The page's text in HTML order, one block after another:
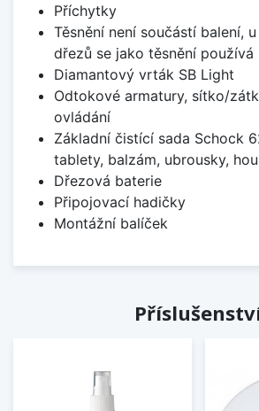
Příchytky
Těsnění není součástí balení,
dřezů se jako těsnění používá
Diamantový vrták SB Light
Odtokové armatury, sítko/
ovládání
Základní čistící sada Schock
tablety, balzám, ubrousky,
Dřezová baterie
Připojovací hadičky
Montážní balíček